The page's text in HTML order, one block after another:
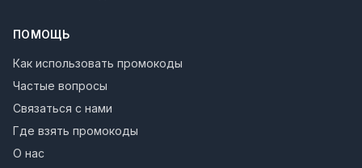
ПОМОЩЬ
Как использовать промокоды
Частые вопросы
Связаться с нами
Где взять промокоды
О нас